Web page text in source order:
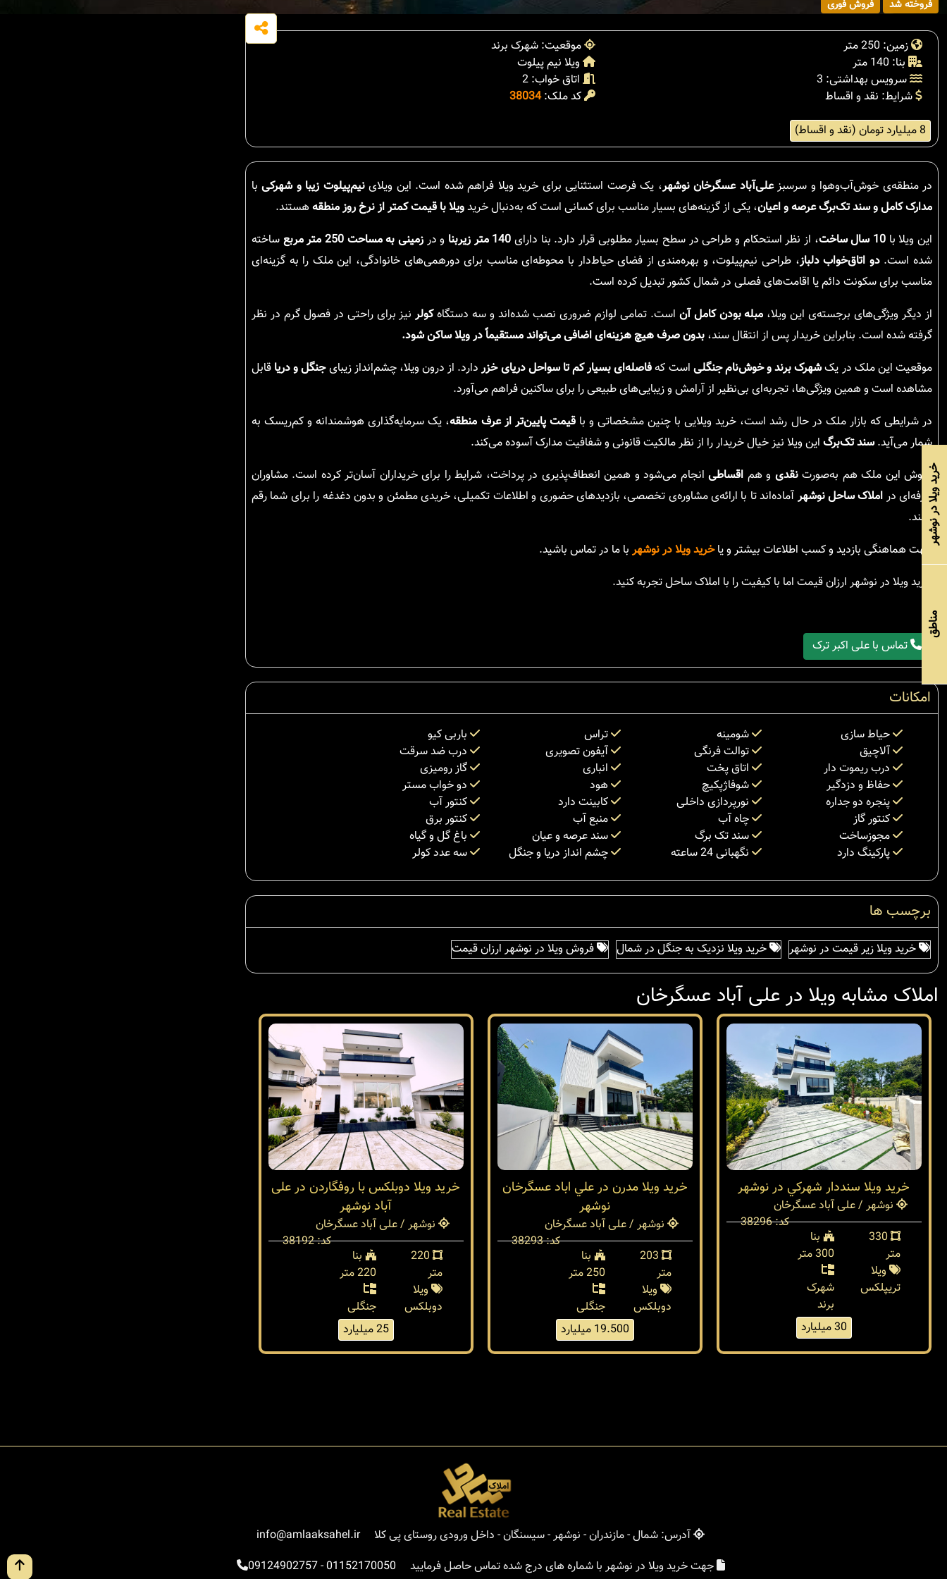
فروخته شد فروش فوری
زمین: 250 متر
موقعیت: شهرک برند
بنا: 140 متر
ویلا نیم پیلوت
سرویس بهداشتی: 3
اتاق خواب: 2
شرایط: نقد و اقساط
کد ملک:38034
8 میلیارد تومان (نقد و اقساط)
در منطقه‌ی خوش‌آب‌وهوا و سرسبزعلی‌آباد عسگرخان نوشهر، یک فرصت استثنایی برای خرید ویلا فراهم شده است. این ویلاینیم‌پیلوت زیبا و شهرکیبا
مدارک کامل و سند تک‌برگ عرصه و اعیان، یکی از گزینه‌های بسیار مناسب برای کسانی است که به‌دنبال خریدویلا با قیمت کمتر از نرخ روز منطقه هستند.
این ویلا با 10 سال ساخت ، از نظر استحکام و طراحی در سطح بسیار مطلوبی قرار دارد. بنا دارای 140 متر زیربنا و در زمینی به مساحت 250 متر مربع
ساخته
شده است.دو اتاق‌خواب دلباز، طراحی نیم‌پیلوت، و بهره‌مندی از فضای حیاط‌دار با محوطه‌ای مناسب برای دورهمی‌های خانوادگی، این ملک را به گزینه‌ای
مناسب برای سکونت دائم یا اقامت‌های فصلی در شمال کشور تبدیل کرده است.
از دیگر ویژگی‌های برجسته‌ی این ویلا، مبله بودن کامل آن است. تمامی لوازم ضروری نصب شده‌اند و سه دستگاهکولرنیز برای راحتی در فصول گرم در نظر
گرفته شده است. بنابراین خریدار پس از انتقال سند، بدون صرف هیچ هزینه‌ای اضافی می‌تواند مستقیماً در ویلا ساکن شود.
موقعیت این ملک در یکشهرک برند و خوش‌نام جنگلی است کهفاصله‌ای بسیار کم تا سواحل دریای خزردارد. از درون ویلا، چشم‌انداز زیبایجنگل و دریا قابل
مشاهده است و همین ویژگی‌ها، تجربه‌ای بی‌نظیر از آرامش و زیبایی‌های طبیعی را برای ساکنین فراهم می‌آورد.
در شرایطی که بازار ملک در حال رشد است، خرید ویلایی با چنین مشخصاتی و باقیمت پایین‌تر از عرف منطقه، یک سرمایه‌گذاری هوشمندانه و کم‌ریسک به
شمار می‌آید.سند تک‌برگ این ویلا نیز خیال خریدار را از نظر مالکیت قانونی و شفافیت مدارک آسوده می‌کند.
فروش این ملک هم به‌صورتنقدی و هم اقساطیانجام می‌شود و همین انعطاف‌پذیری در پرداخت، شرایط را برای خریداران آسان‌تر کرده است. مشاوران
حرفه‌ای در املاک ساحل نوشهر آماده‌اند تا با ارائه‌ی مشاوره‌ی تخصصی، بازدیدهای حضوری و اطلاعات تکمیلی، خریدی مطمئن و بدون دغدغه را برای شما رقم
بزنند.
جهت هماهنگی بازدید و کسب اطلاعات بیشتر و یاخرید ویلا در نوشهر با ما در تماس باشید.
خرید ویلا در نوشهر ارزان قیمت اما با کیفیت را با املاک ساحل تجربه کنید.
تماس با علی اکبر ترک
امکانات
حیاط سازی شومینه تراس
باربی کیو
آلاچیق
توالت فرنگی آیفون تصویری
درب ضد سرقت
درب ریموت دار
اتاق پخت انباری
گاز رومیزی
حفاظ و دزدگیر
شوفاژپکیچ هود
دو خواب مستر
پنجره دو جداره
نورپردازی داخلی کابینت دارد
کنتور آب
کنتور گاز
چاه آب منبع آب
کنتور برق
مجوزساخت
سند تک برگ سند عرصه و عیان
باغ گل و گیاه
پارکینگ دارد
نگهبانی 24 ساعته چشم انداز دریا و جنگل سه عدد کولر
برچسب ها
خرید ویلا زیر قیمت در نوشهر خرید ویلا نزدیک به جنگل در شمال فروش ویلا در نوشهر ارزان قیمت
املاک مشابه ویلا در علی آباد عسگرخان
خريد ويلا سنددار شهركي در نوشهر
نوشهر / علی آباد عسگرخان
کد: 38296
330
متر
بنا
300 متر
ویلا
تریپلکس
شهرک
برند
30 میلیارد
خريد ويلا مدرن در علي اباد عسگرخان
نوشهر
نوشهر / علی آباد عسگرخان
کد: 38293
203
متر
بنا
250 متر
ویلا
دوبلکس
جنگلی
19.500 میلیارد
خرید ویلا دوبلکس با روفگاردن در علی
آباد نوشهر
نوشهر / علی آباد عسگرخان
کد: 38192
220
متر
بنا
220 متر
ویلا
دوبلکس
جنگلی
25 میلیارد
آدرس: شمال - مازندران - نوشهر - سیسنگان - داخل ورودی روستای پی کلا
info@amlaaksahel.ir
جهت خرید ویلا در نوشهر با شماره های درج شده تماس حاصل فرمایید
01152170050
-
09124902757
خرید ویلا در نوشهر
مناطق